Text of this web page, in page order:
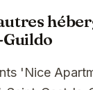
'Nice